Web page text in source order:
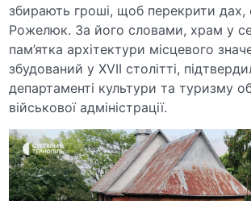
збирають гроші, щоб перекрити дах,
Рожелюк. За його словами, храм у
пам’ятка архітектури місцевого
збудований у XVII столітті,
департаменті культури та туризму
військової адміністрації.